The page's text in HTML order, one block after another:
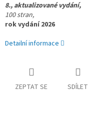
8., aktualizované vydání,
100 stran,
rok vydání 2026
Detailní informace
ZEPTAT SE SDÍLET